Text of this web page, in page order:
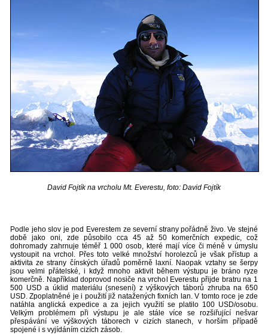
David Fojtík na vrcholu Mt. Everestu, foto: David Fojtík
Podle jeho slov je pod Everestem ze severní strany pořádně živo. Ve stejné
době jako oni, zde působilo cca 45 až 50 komerčních expedic, což
dohromady zahrnuje téměř 1 000 osob, které mají více či méně v úmyslu
vystoupit na vrchol. Přes toto velké množství horolezců je však přístup a
aktivita ze strany čínských úřadů poměrně laxní. Naopak vztahy se šerpy
jsou velmi přátelské, i když mnoho aktivit během výstupu je bráno ryze
komerčně. Například doprovod nosiče na vrchol Everestu přijde bratru na 1
500 USD a úklid materiálu (snesení) z výškových táborů zhruba na 650
USD. Zpoplatněné je i použití již natažených fixních lan. V tomto roce je zde
natáhla anglická expedice a za jejich využití se platilo 100 USD/osobu.
Velkým problémem při výstupu je ale stále více se rozšiřující nešvar
přespávání ve výškových táborech v cizích stanech, v horším případě
spojené i s vyjídáním cizích zásob.